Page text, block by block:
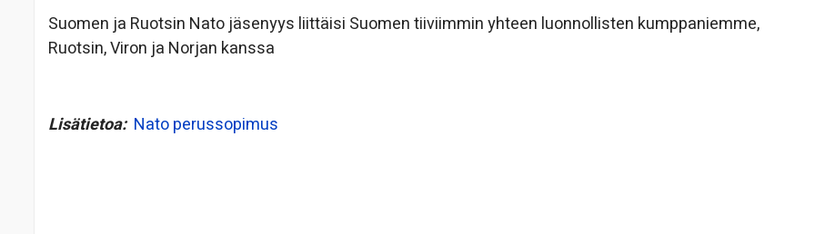
Suomen ja Ruotsin Nato jäsenyys liittäisi Suomen tiiviimmin yhteen luonnollisten kumppaniemme,
Ruotsin, Viron ja Norjan kanssa
Lisätietoa: Nato perussopimus